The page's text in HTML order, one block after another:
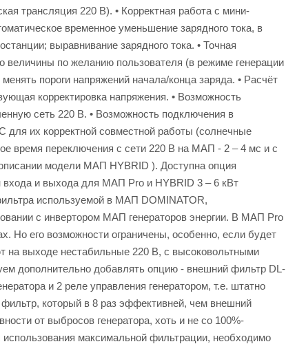
трансляция 220 В). • Корректная работа с мини-
временное уменьшение зарядного тока, в
выравнивание зарядного тока. • Точная
величины по желанию пользователя (в режиме генерации
пороги напряжений начала/конца заряда. • Расчёт
корректировка напряжения. • Возможность
сеть 220 В. • Возможность подключения в
для их корректной совместной работы (солнечные
время переключения с сети 220 В на МАП - 2 – 4 мс и с
модели МАП HYBRID ). Доступна опция
и выхода для МАП Pro и HYBRID 3 – 6 кВт
используемой в МАП DOMINATOR,
с инвертором МАП генераторов энергии. В МАП Pro
Но его возможности ограничены, особенно, если будет
на выходе нестабильные 220 В, с высоковольтными
дополнительно добавлять опцию - внешний фильтр DL-
и 2 реле управления генератором, т.е. штатно
который в 8 раз эффективней, чем внешний
от выбросов генератора, хоть и не со 100%-
максимальной фильтрации, необходимо